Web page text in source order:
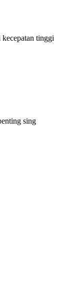
tinggi
sing